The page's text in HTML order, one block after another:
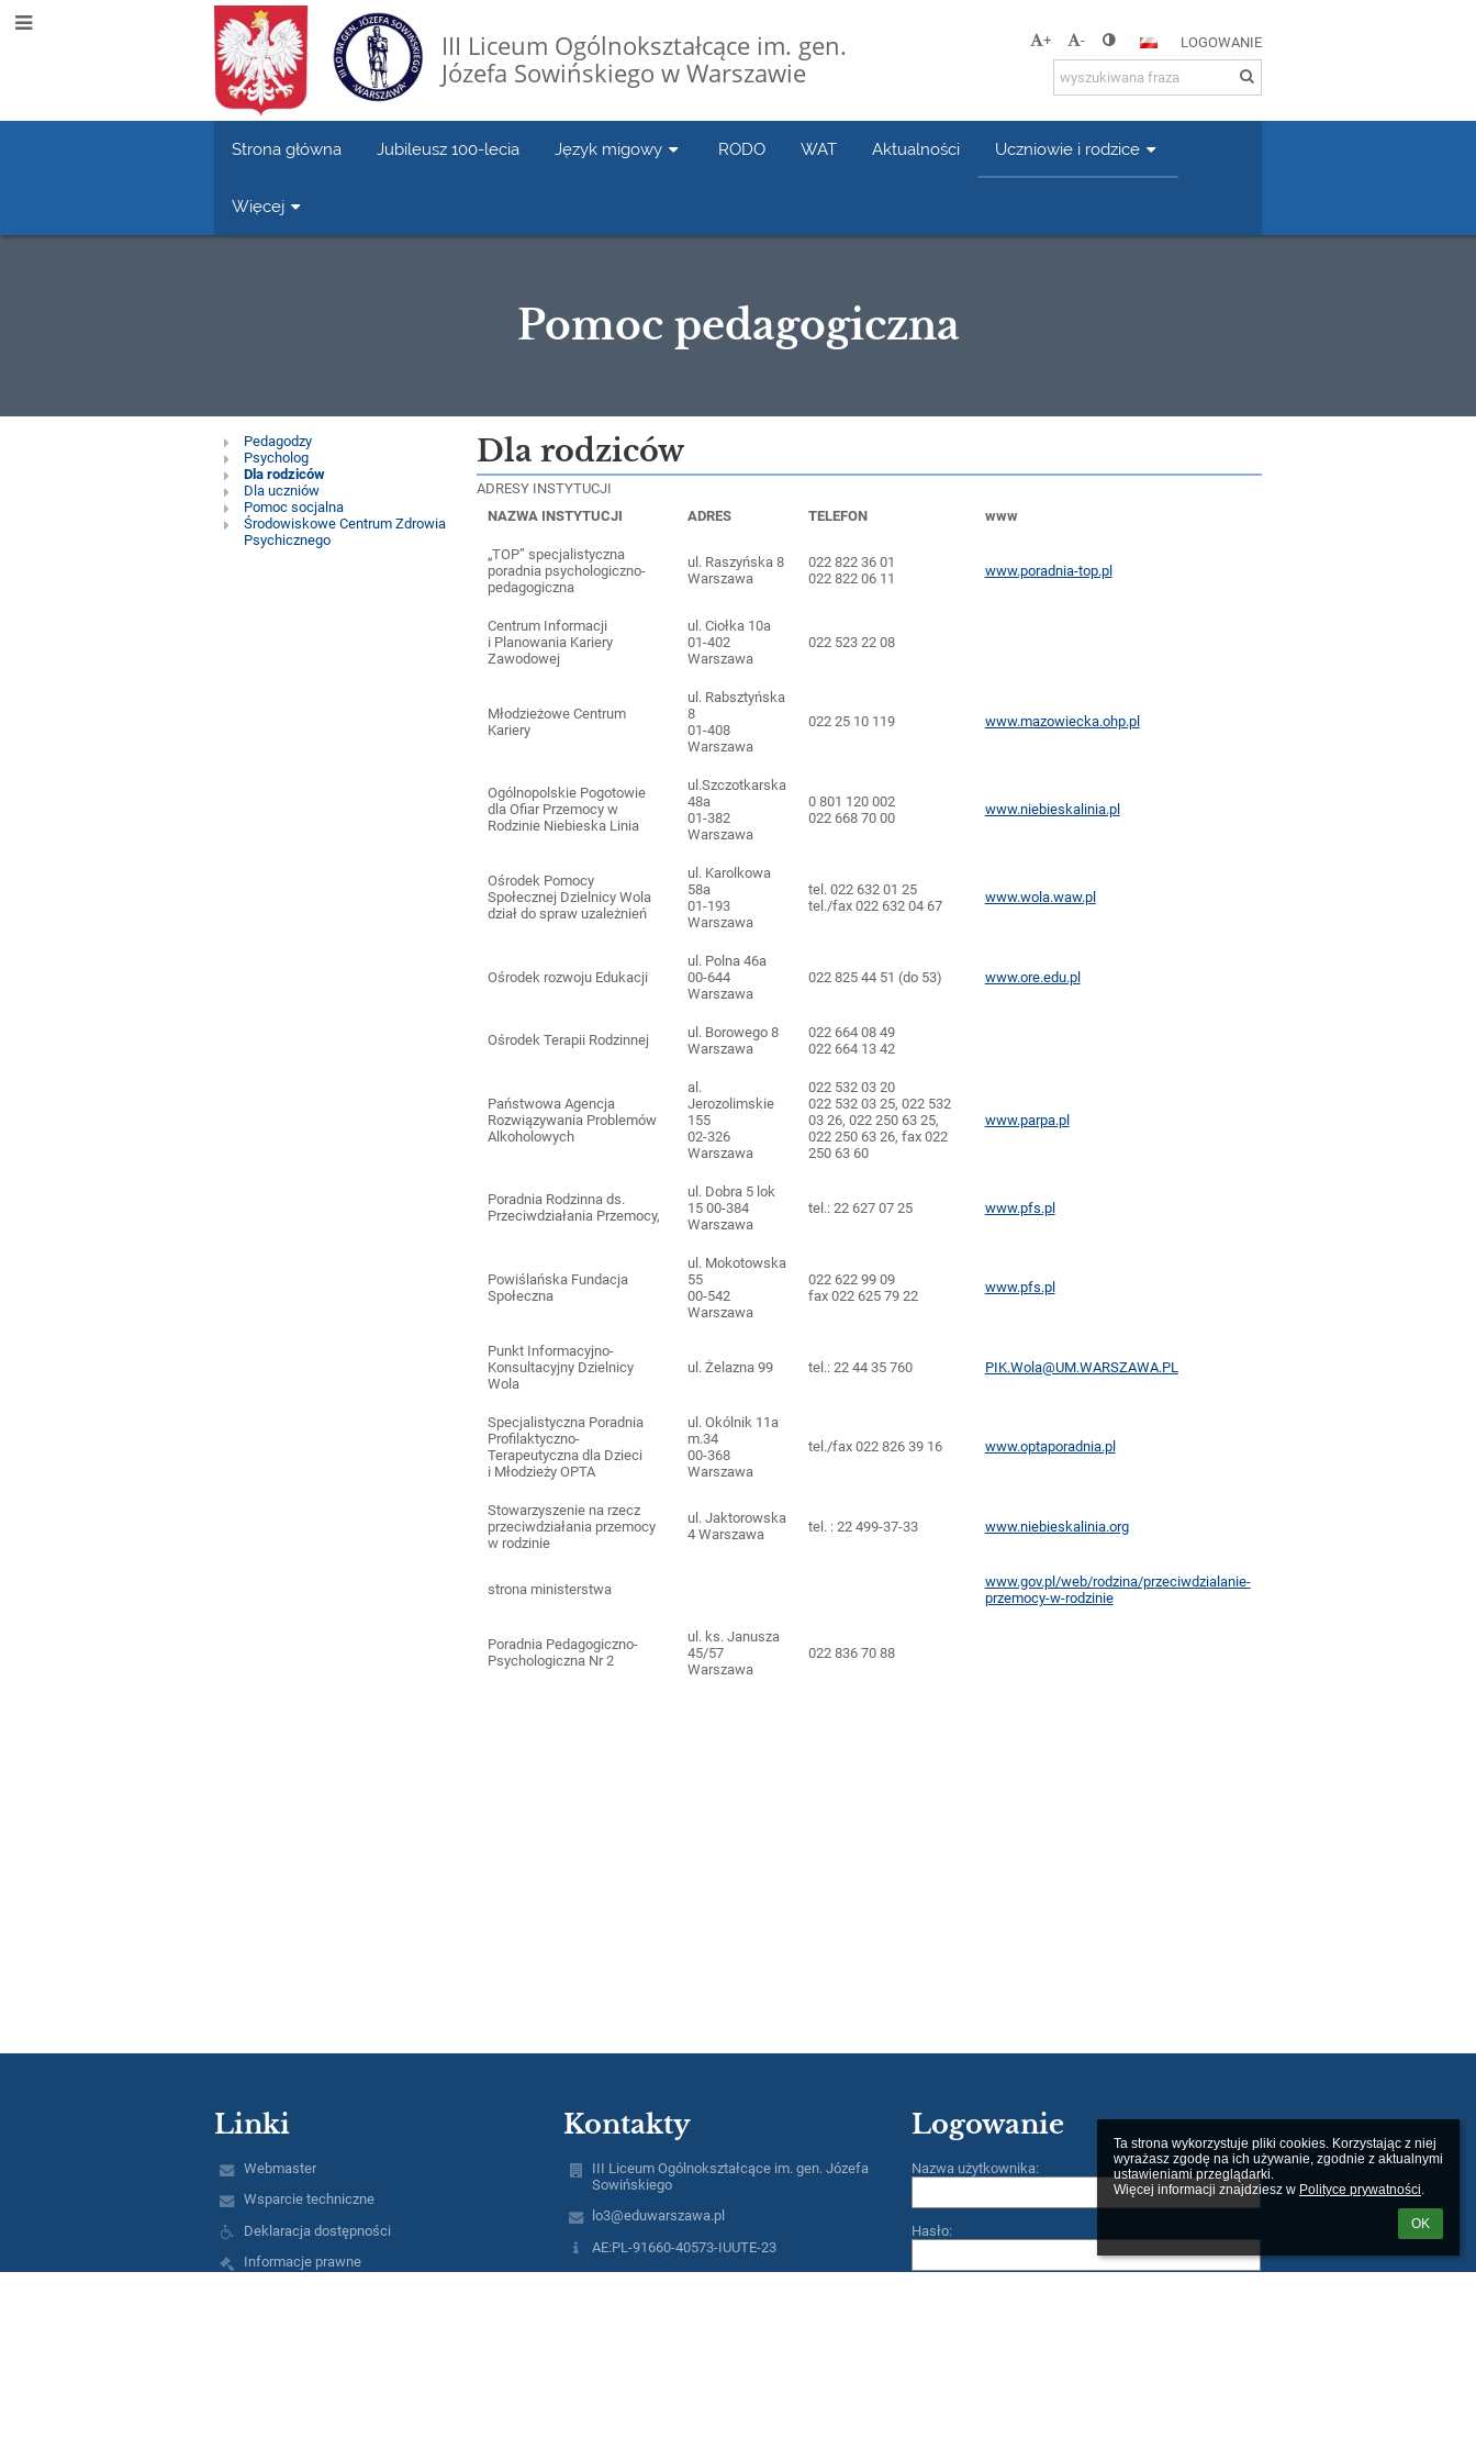
Ta strona wykorzystuje pliki cookies. Korzystając z niej
wyrażasz zgodę na ich używanie, zgodnie z aktualnymi
ustawieniami przeglądarki.
Więcej informacji znajdziesz w Polityce prywatności.
OK
III Liceum Ogólnokształcące im. gen.
Józefa Sowińskiego w Warszawie
+ - LOGOWANIE
Strona główna Jubileusz 100-lecia Język migowy RODO WAT Aktualności Uczniowie i rodzice
Więcej
Pomoc pedagogiczna
Pomoc
pedagogiczna
Pedagodzy
Psycholog
Dla rodziców
Dla uczniów
Pomoc socjalna
Środowiskowe Centrum Zdrowia
Psychicznego
Dla rodziców
ADRESY INSTYTUCJI
NAZWA INSTYTUCJI
ADRES TELEFON www
„TOP” specjalistyczna
poradnia psychologiczno-
pedagogiczna
ul. Raszyńska 8
Warszawa
022 822 36 01
022 822 06 11
www.poradnia-top.pl
Centrum Informacji
i Planowania Kariery
Zawodowej
ul. Ciołka 10a
01-402
Warszawa
022 523 22 08
Młodzieżowe Centrum
Kariery
ul. Rabsztyńska
8
01-408
Warszawa
022 25 10 119 www.mazowiecka.ohp.pl
Ogólnopolskie Pogotowie
dla Ofiar Przemocy w
Rodzinie Niebieska Linia
ul.Szczotkarska
48a
01-382
Warszawa
0 801 120 002
022 668 70 00
www.niebieskalinia.pl
Ośrodek Pomocy
Społecznej Dzielnicy Wola
dział do spraw uzależnień
ul. Karolkowa
58a
01-193
Warszawa
tel. 022 632 01 25
tel./fax 022 632 04 67
www.wola.waw.pl
Ośrodek rozwoju Edukacji
ul. Polna 46a
00-644
Warszawa
022 825 44 51 (do 53) www.ore.edu.pl
Ośrodek Terapii Rodzinnej
ul. Borowego 8
Warszawa
022 664 08 49
022 664 13 42
Państwowa Agencja
Rozwiązywania Problemów
Alkoholowych
al.
Jerozolimskie
155
02-326
Warszawa
022 532 03 20
022 532 03 25, 022 532
03 26, 022 250 63 25,
022 250 63 26, fax 022
250 63 60
www.parpa.pl
Poradnia Rodzinna ds.
Przeciwdziałania Przemocy,
ul. Dobra 5 lok
15 00-384
Warszawa
tel.: 22 627 07 25 www.pfs.pl
Powiślańska Fundacja
Społeczna
ul. Mokotowska
55
00-542
Warszawa
022 622 99 09
fax 022 625 79 22
www.pfs.pl
Punkt Informacyjno-
Konsultacyjny Dzielnicy
Wola
ul. Żelazna 99 tel.: 22 44 35 760 PIK.Wola@UM.WARSZAWA.PL
Specjalistyczna Poradnia
Profilaktyczno-
Terapeutyczna dla Dzieci
i Młodzieży OPTA
ul. Okólnik 11a
m.34
00-368
Warszawa
tel./fax 022 826 39 16 www.optaporadnia.pl
Stowarzyszenie na rzecz
przeciwdziałania przemocy
w rodzinie
ul. Jaktorowska
4 Warszawa
tel. : 22 499-37-33 www.niebieskalinia.org
strona ministerstwa
www.gov.pl/web/rodzina/przeciwdzialanie-
przemocy-w-rodzinie
Poradnia Pedagogiczno-
Psychologiczna Nr 2
ul. ks. Janusza
45/57
Warszawa
022 836 70 88
Linki
Webmaster
Wsparcie techniczne
Deklaracja dostępności
Informacje prawne
Kontakty
III Liceum Ogólnokształcące im. gen. Józefa
Sowińskiego
lo3@eduwarszawa.pl
AE:PL-91660-40573-IUUTE-23
Logowanie
Nazwa użytkownika:
Hasło: